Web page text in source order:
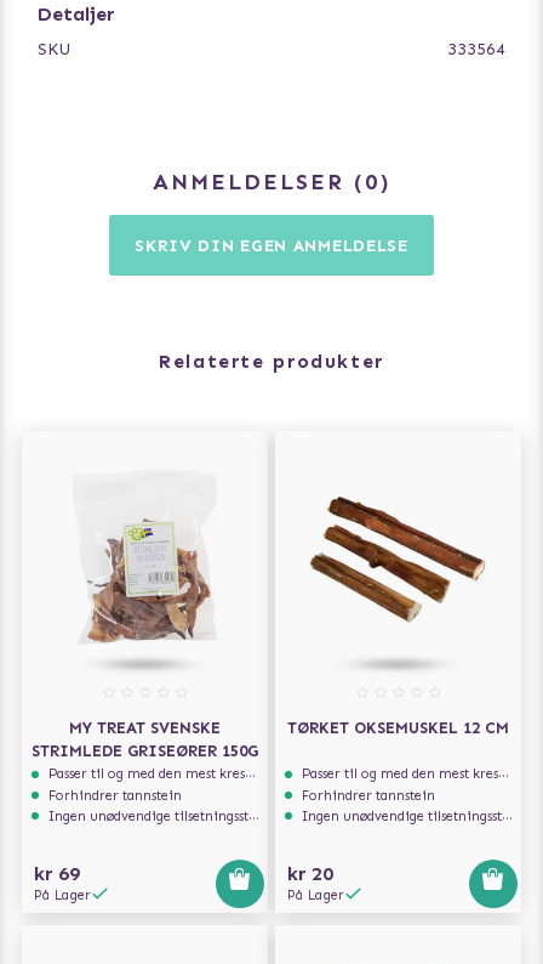
umiddelbart.
Detaljer
SKU 333564
ANMELDELSER 0
SKRIV DIN EGEN ANMELDELSE
Relaterte produkter
MY TREAT SVENSKE
STRIMLEDE GRISEØRER 150G
Passer til og med den mest kresne hunden
Forhindrer tannstein
Ingen unødvendige tilsetningsstoffer
kr 69
På Lager
TØRKET OKSEMUSKEL 12 CM
Passer til og med den mest kresne hunden
Forhindrer tannstein
Ingen unødvendige tilsetningsstoffer
kr 20
På Lager